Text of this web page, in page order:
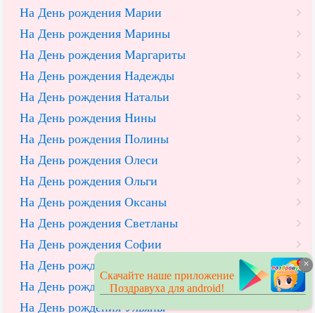
На День рождения Марии
На День рождения Марины
На День рождения Маргариты
На День рождения Надежды
На День рождения Натальи
На День рождения Нины
На День рождения Полины
На День рождения Олеси
На День рождения Ольги
На День рождения Оксаны
На День рождения Светланы
На День рождения Софии
На День рождения Тамары
На День рождения Татьяны
На День рождения Ульяны
×
Скачайте наше приложение
Поздравуха для android!